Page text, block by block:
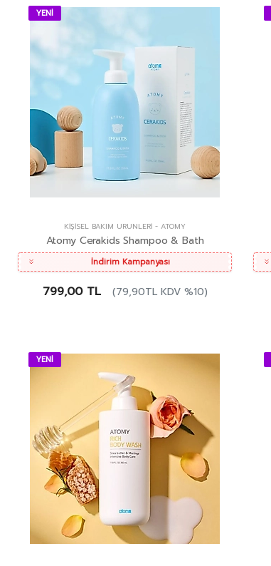
YENİ
KIŞISEL BAKIM ÜRÜNLERI - ATOMY
Atomy Cerakids Shampoo & Bath
İndirim Kampanyası
799,00 TL (79,90TL KDV %10)
YENİ